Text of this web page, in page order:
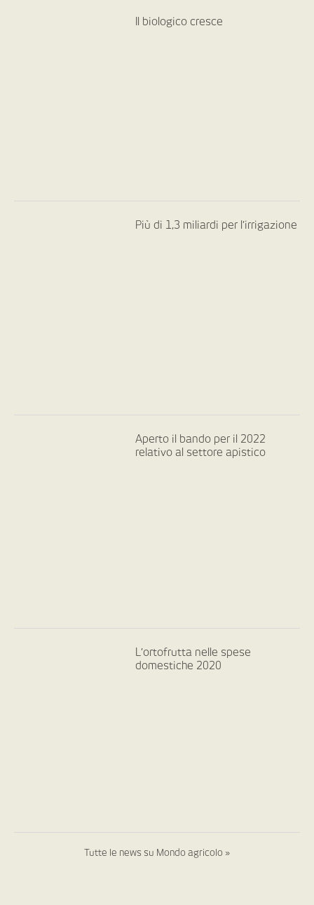
Il biologico cresce
Più di 1,3 miliardi per l’irrigazione
Aperto il bando per il 2022
relativo al settore apistico
L’ortofrutta nelle spese
domestiche 2020
Tutte le news su Mondo agricolo »